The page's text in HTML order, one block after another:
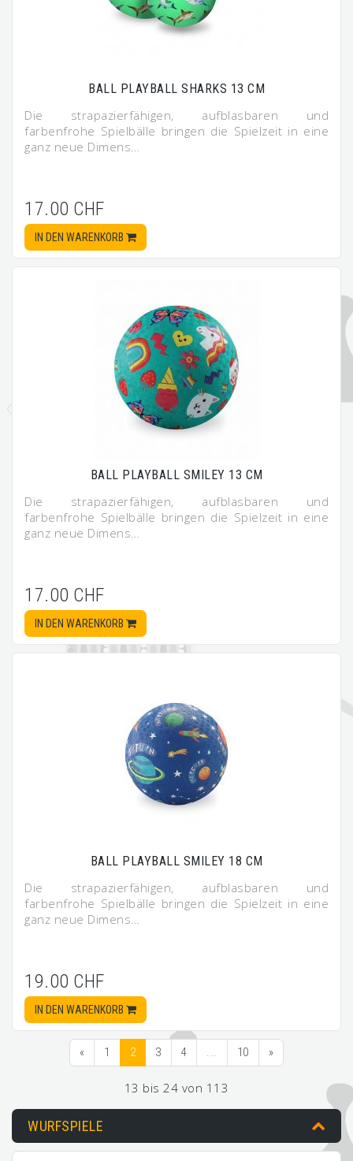
BALL PLAYBALL SHARKS 13 CM
Die strapazierfähigen, aufblasbaren und
farbenfrohe Spielbälle bringen die Spielzeit in eine
ganz neue Dimens…
17.00 CHF
IN DEN WARENKORB
BALL PLAYBALL SMILEY 13 CM
Die strapazierfähigen, aufblasbaren und
farbenfrohe Spielbälle bringen die Spielzeit in eine
ganz neue Dimens…
17.00 CHF
IN DEN WARENKORB
BALL PLAYBALL SMILEY 18 CM
Die strapazierfähigen, aufblasbaren und
farbenfrohe Spielbälle bringen die Spielzeit in eine
ganz neue Dimens…
19.00 CHF
IN DEN WARENKORB
« 1 2 3 4 ... 10 »
13 bis 24 von 113
WURFSPIELE